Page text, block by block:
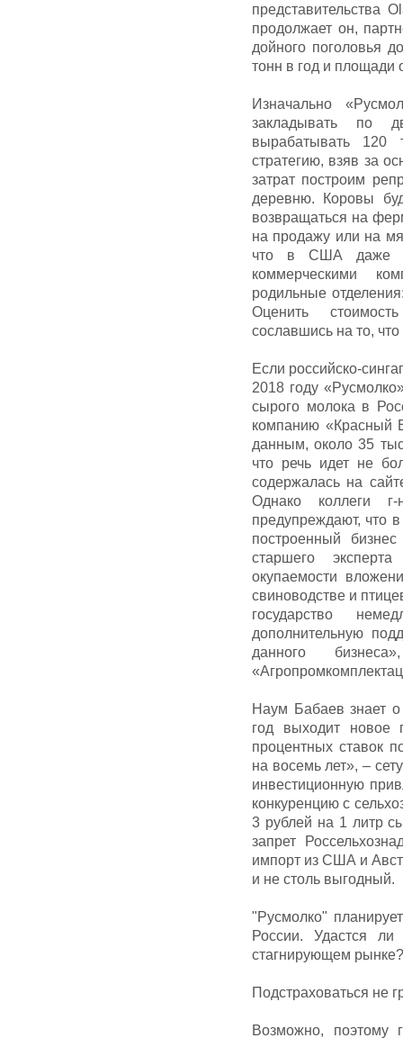
представительства
продолжает он,
дойного поголовья
тонн в год и площади
Изначально
закладывать по
вырабатывать 120
стратегию, взяв за
затрат построим
деревню. Коровы
возвращаться на
на продажу или на
что в США даже
коммерческими
родильные
Оценить
сославшись на то, что
Если российско-
2018 году
сырого молока в
компанию «Красный
данным, около 35
что речь идет не
содержалась на
Однако коллеги
предупреждают, что
построенный
старшего
окупаемости
свиноводстве и
государство
дополнительную
данного
Наум Бабаев знает о
год выходит новое
процентных ставок
на восемь лет», –
инвестиционную
конкуренцию с
3 рублей на 1 литр
запрет
импорт из США и
и не столь выгодный.
"Русмолко"
России. Удастся ли
стагнирующем рынке?
Подстраховаться не
Возможно, поэтому